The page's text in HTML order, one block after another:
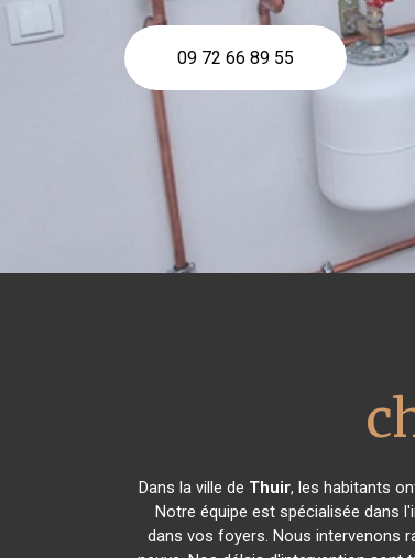
09 72 66 89 55
Dans la ville de Thuir, les habitants
Notre équipe est spécialisée dans
dans vos foyers. Nous intervenons